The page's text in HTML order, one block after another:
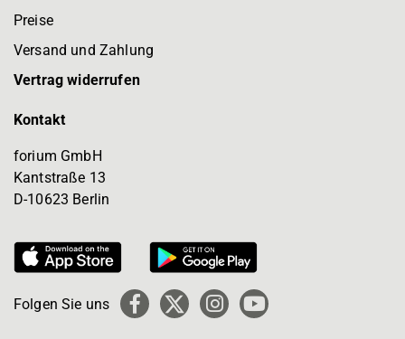
Preise
Versand und Zahlung
Vertrag widerrufen
Kontakt
forium GmbH
Kantstraße 13
D-10623 Berlin
Folgen Sie uns Facebook
X
Instagram